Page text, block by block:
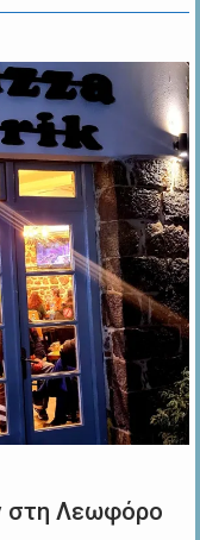
στη Λεωφόρο